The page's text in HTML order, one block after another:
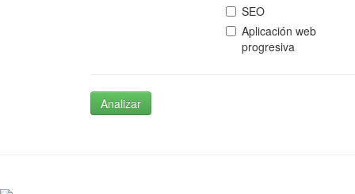
SEO
Aplicación web
progresiva
Analizar